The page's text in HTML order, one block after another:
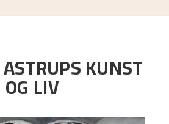
KUNST
OG LIV